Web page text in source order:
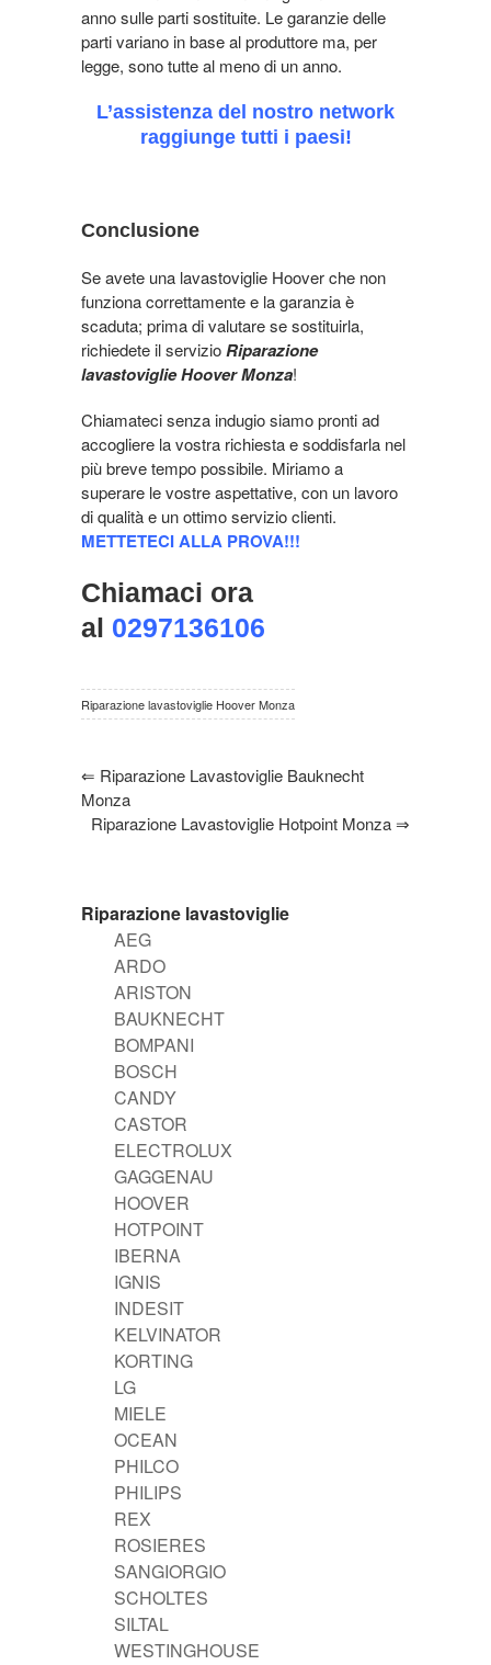
anno sulle parti sostituite. Le garanzie delle
parti variano in base al produttore ma, per
legge, sono tutte al meno di un anno.
L’assistenza del nostro network
raggiunge tutti i paesi!
Conclusione
Se avete una lavastoviglie Hoover che non
funziona correttamente e la garanzia è
scaduta; prima di valutare se sostituirla,
richiedete il servizioRiparazione
lavastoviglie Hoover Monza!
Chiamateci senza indugio siamo pronti ad
accogliere la vostra richiesta e soddisfarla nel
più breve tempo possibile. Miriamo a
superare le vostre aspettative, con un lavoro
di qualità e un ottimo servizio clienti.
METTETECI ALLA PROVA!!!
Chiamaci ora
al 0297136106
Riparazione lavastoviglie Hoover Monza
⇐ Riparazione Lavastoviglie Bauknecht
Monza
Riparazione Lavastoviglie Hotpoint Monza⇒
Riparazione lavastoviglie
AEG
ARDO
ARISTON
BAUKNECHT
BOMPANI
BOSCH
CANDY
CASTOR
ELECTROLUX
GAGGENAU
HOOVER
HOTPOINT
IBERNA
IGNIS
INDESIT
KELVINATOR
KORTING
LG
MIELE
OCEAN
PHILCO
PHILIPS
REX
ROSIERES
SANGIORGIO
SCHOLTES
SILTAL
WESTINGHOUSE